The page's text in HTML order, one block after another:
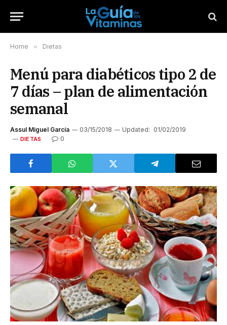
Home » Dietas
Menú para diabéticos tipo 2 de
7 días – plan de alimentación
semanal
Assul Miguel García 03/15/2018 Updated: 01/02/2019
DIETAS 0